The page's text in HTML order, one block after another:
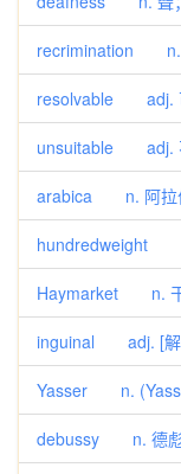
recrimination n.
resolvable adj.
unsuitable adj.
arabica n. 阿拉
hundredweight
Haymarket n.
inguinal adj. [解
Yasser n.
debussy n. 德彪